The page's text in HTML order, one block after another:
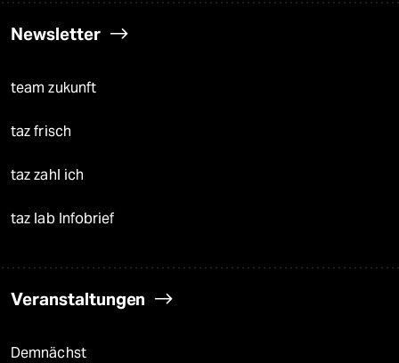
Newsletter
team zukunft
taz frisch
taz zahl ich
taz lab Infobrief
Veranstaltungen
Demnächst